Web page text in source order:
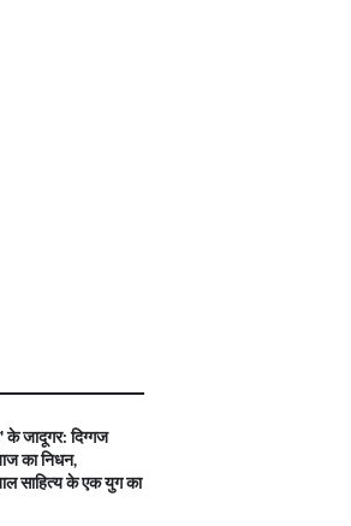
के जादूगर: दिग्गज
का निधन,
साहित्य के एक युग का